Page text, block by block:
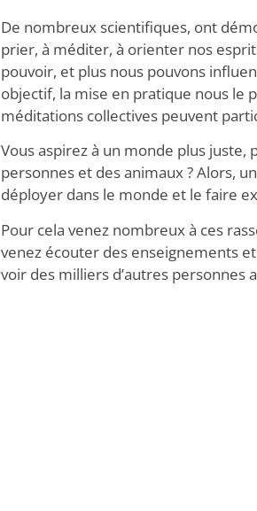
De nombreux scientifiques, ont
prier, à méditer, à orienter nos
pouvoir, et plus nous pouvons
objectif, la mise en pratique nous le
méditations collectives peuvent
Vous aspirez à un monde plus juste,
personnes et des animaux ? Alors,
déployer dans le monde et le faire
Pour cela venez nombreux à ces
venez écouter des enseignements
voir des milliers d’autres personnes